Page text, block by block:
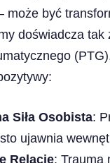
być
doświadcza tak
Siła Osobista:
ujawnia
Relacje: Trauma